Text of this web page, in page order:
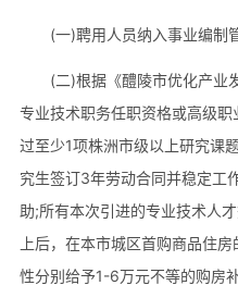
(一)聘用人员纳入事业编制
(二)根据《醴陵市优化产业
专业技术职务任职资格或高级
过至少1项株洲市级以上研究课
究生签订3年劳动合同并稳定工
助;所有本次引进的专业技术人
上后，在本市城区首购商品住
性分别给予1-6万元不等的购房